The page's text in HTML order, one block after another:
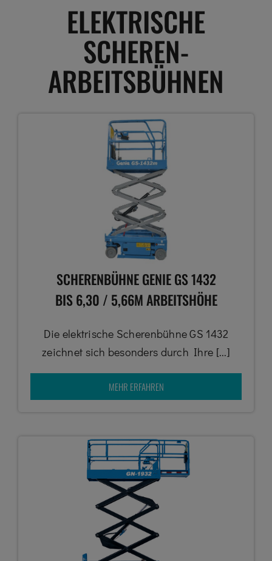
ELEKTRISCHE
SCHEREN-
ARBEITSBÜHNEN
SCHERENBÜHNE GENIE GS 1432
BIS 6,30 / 5,66M ARBEITSHÖHE
Die elektrische Scherenbühne GS 1432
zeichnet sich besonders durch Ihre [...]
MEHR ERFAHREN